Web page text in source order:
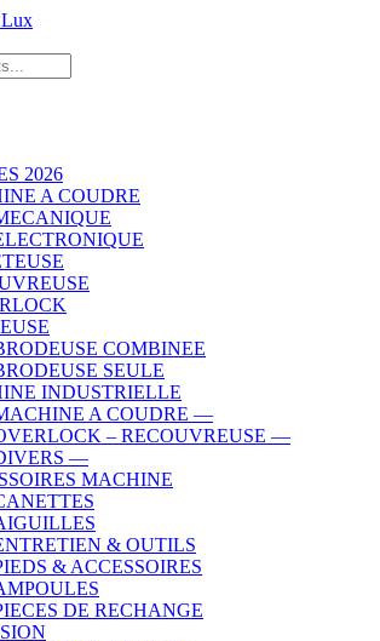
2026
A COUDRE
COMBINEE
SEULE
INDUSTRIELLE
A COUDRE —
– RECOUVREUSE —
—
MACHINE
& OUTILS
& ACCESSOIRES
DE RECHANGE